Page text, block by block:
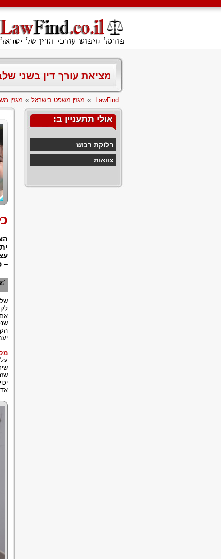
מציאת עורך דין בשני
LawFind
» מגזין משפט בישראל » מגזין
אולי תתעניין ב:
חלוקת רכוש
צוואות
–